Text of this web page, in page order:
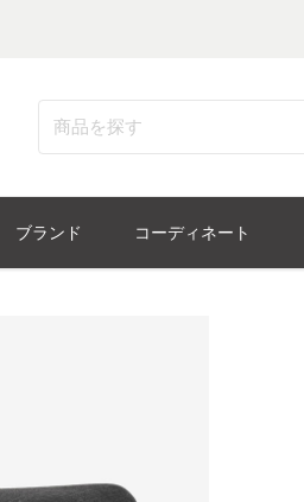
ブランド コーディネート